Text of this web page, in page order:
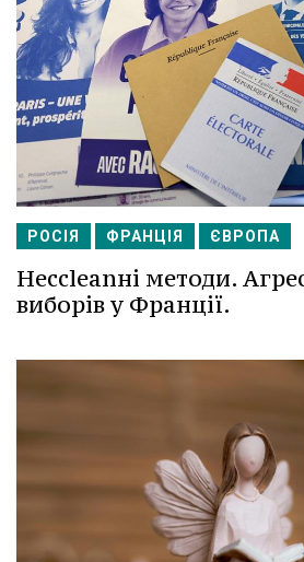
РОСІЯ ФРАНЦІЯ ЄВРОПА
Несcleanні методи.
виборів у Франції.